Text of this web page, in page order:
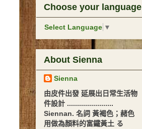
Choose your language
Select Language ▼
About Sienna
Sienna
由皮件出發 延展出日常生活物
件設計 .......................
Siennan. 名詞 黃褐色；赭色
用做為顏料的富鐵黃土 る